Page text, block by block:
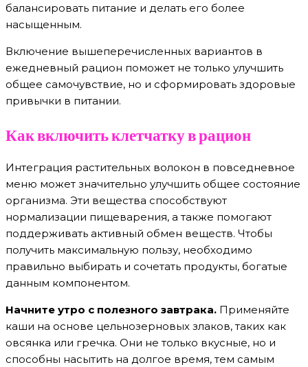
балансировать питание и делать его более
насыщенным.
Включение вышеперечисленных вариантов в
ежедневный рацион поможет не только улучшить
общее самочувствие, но и сформировать здоровые
привычки в питании.
Как включить клетчатку в рацион
Интеграция растительных волокон в повседневное
меню может значительно улучшить общее состояние
организма. Эти вещества способствуют
нормализации пищеварения, а также помогают
поддерживать активный обмен веществ. Чтобы
получить максимальную пользу, необходимо
правильно выбирать и сочетать продукты, богатые
данным компонентом.
Начните утро с полезного завтрака. Применяйте
каши на основе цельнозерновых злаков, таких как
овсянка или гречка. Они не только вкусные, но и
способны насытить на долгое время, тем самым